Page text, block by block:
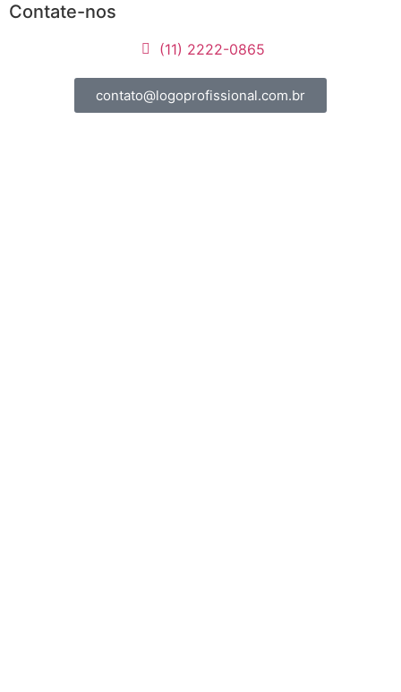
Contate-nos
(11) 2222-0865
contato@logoprofissional.com.br